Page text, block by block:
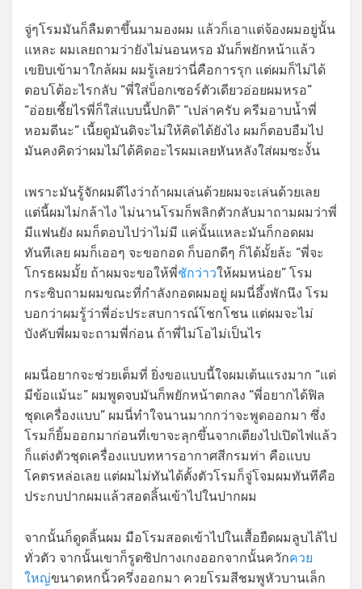
จู่ๆโรมมันก็ลืมตาขึ้นมามองผม แล้วก็เอาแต่จ้องผมอยู่นั้น
แหละ ผมเลยถามว่ายังไม่นอนหรอ มันก็พยักหน้าแล้ว
เขยิบเข้ามาใกล้ผม ผมรู้เลยว่านี่คือการรุก แต่ผมก็ไม่ได้
ตอบโต้อะไรกลับ “พี่ใส่บ็อกเซอร์ตัวเดียวอ่อยผมหรอ”
“อ่อยเชี้ยไรพี่ก็ใส่แบบนี้ปกติ” “เปล่าครับ ครีมอาบน้ำพี่
หอมดีนะ” เนี้ยดูมันดิจะไม่ให้คิดได้ยังไง ผมก็ตอบอืมไป
มันคงคิดว่าผมไม่ได้คิดอะไรผมเลยหันหลังใส่ผมซะงั้น
เพราะมันรู้จักผมดีไงว่าถ้าผมเล่นด้วยผมจะเล่นด้วยเลย
แต่นี้ผมไม่กล้าไง ไม่นานโรมก็พลิกตัวกลับมาถามผมว่าพี่
มีแฟนยัง ผมก็ตอบไปว่าไม่มี แค่นั้นแหละมันก็กอดผม
ทันทีเลย ผมก็เออๆ จะขอกอด ก็บอกดีๆ ก็ได้มั้ยล้ะ “พี่จะ
โกรธผมมั้ย ถ้าผมจะขอให้พี่ชักว่าวให้ผมหน่อย” โรม
กระซิบถามผมขณะที่กำลังกอดผมอยู่ ผมนี่อึ้งพักนึง โรม
บอกว่าผมรู้ว่าพี่อ่ะประสบการณ์โชกโชน แต่ผมจะไม่
บังคับพี่ผมจะถามพี่ก่อน ถ้าพี่ไม่โอไม่เป็นไร
ผมนี่อยากจะช่วยเต็มที่ ยิ่งขอแบบนี้ใจผมเต้นแรงมาก “แต่
มีข้อแม้นะ” ผมพูดจบมันก็พยักหน้าตกลง “พี่อยากได้ฟิล
ชุดเครื่องแบบ” ผมนี่ทำใจนานมากกว่าจะพูดออกมา ซึ่ง
โรมก็ยิ้มออกมาก่อนที่เขาจะลุกขึ้นจากเตียงไปเปิดไฟแล้ว
ก็แต่งตัวชุดเครื่องแบบทหารอากาศสีกรมท่า คือแบบ
โคตรหล่อเลย แต่ผมไม่ทันได้ตั้งตัวโรมก็จู่โจมผมทันทีคือ
ประกบปากผมแล้วสอดลิ้นเข้าไปในปากผม
จากนั้นก็ดูดลิ้นผม มือโรมสอดเข้าไปในเสื้อยืดผมลูบไล้ไป
ทั่วตัว จากนั้นเขาก็รูดซิปกางเกงออกจากนั้นควักควย
ใหญ่ขนาดหกนิ้วครึ่งออกมา ควยโรมสีชมพูหัวบานเล็ก